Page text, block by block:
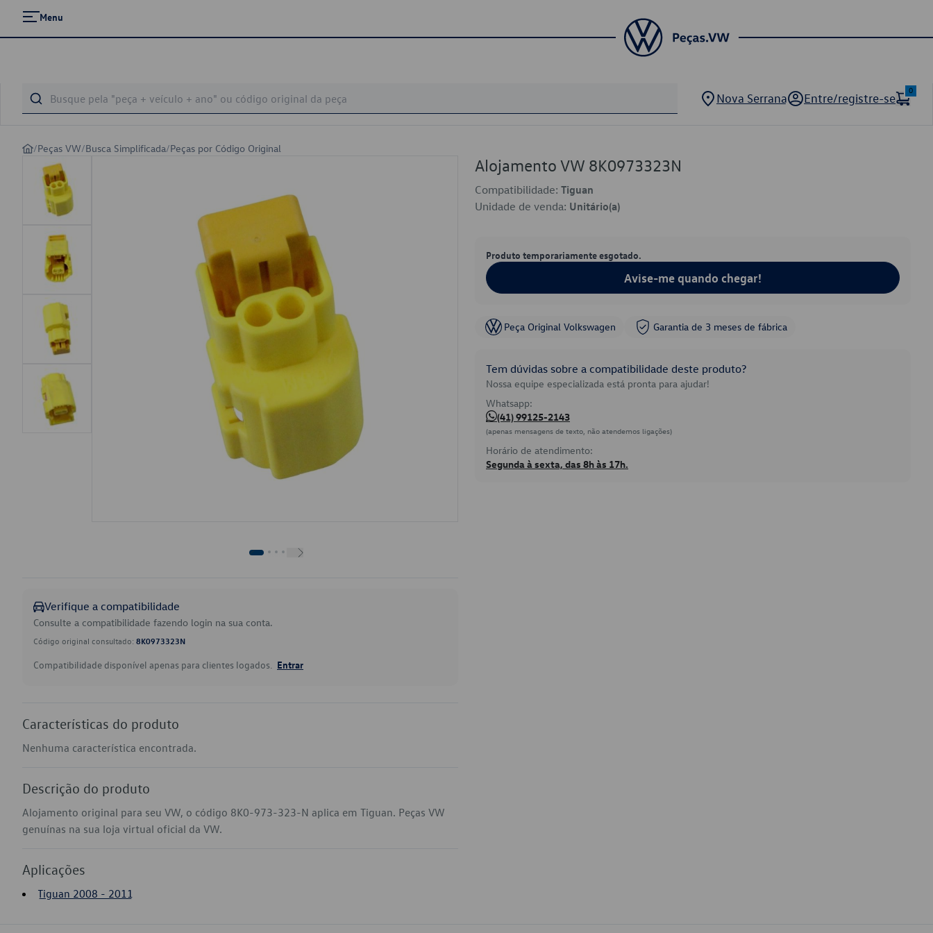
Menu
Nova Serrana Entre/registre-se
0
/Peças VW/Busca Simplificada/Peças por Código Original
Verifique a compatibilidade
Consulte a compatibilidade fazendo login na sua conta.
Código original consultado: 8K0973323N
Compatibilidade disponível apenas para clientes logados. Entrar
Características do produto
Nenhuma característica encontrada.
Descrição do produto
Alojamento original para seu VW, o código 8K0-973-323-N aplica em Tiguan. Peças VW
genuínas na sua loja virtual oficial da VW.
Aplicações
Tiguan 2008 - 2011
Alojamento VW 8K0973323N
Compatibilidade: Tiguan
Unidade de venda: Unitário(a)
Produto temporariamente esgotado.
Avise-me quando chegar!
Peça Original Volkswagen Garantia de 3 meses de fábrica
Tem dúvidas sobre a compatibilidade deste produto?
Nossa equipe especializada está pronta para ajudar!
Whatsapp:
(41) 99125-2143
(apenas mensagens de texto, não atendemos ligações)
Horário de atendimento:
Segunda à sexta, das 8h às 17h.